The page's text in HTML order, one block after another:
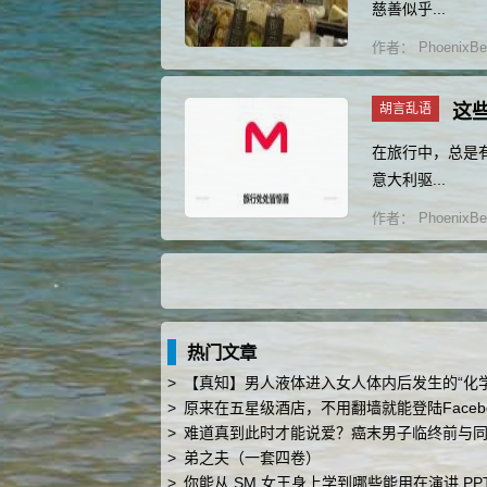
慈善似乎...
作者：
胡言乱语 这
在旅行中，总是
意大利驱...
作者：
热门文章
>
【真知】男人液体进入女人体内后发生的“化学反应”，太震撼了
> 原来在五星级酒店，不用翻墙就能登陆Facebook
> 难道真到此时才能说爱？癌末男子临终前与同性恋人
> 弟之夫（一套四卷）
> 你能从 SM 女王身上学到哪些能用在演讲 PPT 时的技